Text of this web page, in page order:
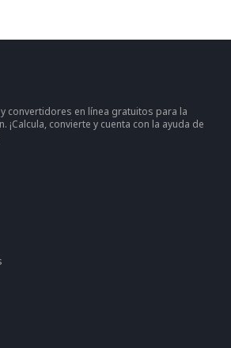
convertidores en línea gratuitos para la
¡Calcula, convierte y cuenta con la ayuda de